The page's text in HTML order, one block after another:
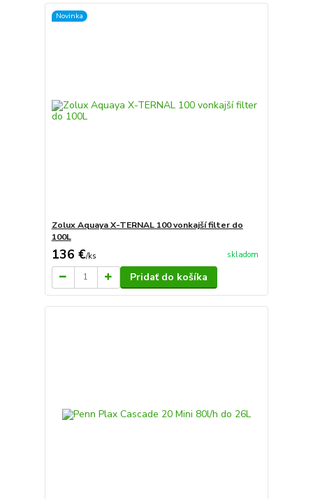
Novinka
Zolux Aquaya X-TERNAL 100 vonkajší filter do
100L
136 €/ks skladom
Pridať do košíka